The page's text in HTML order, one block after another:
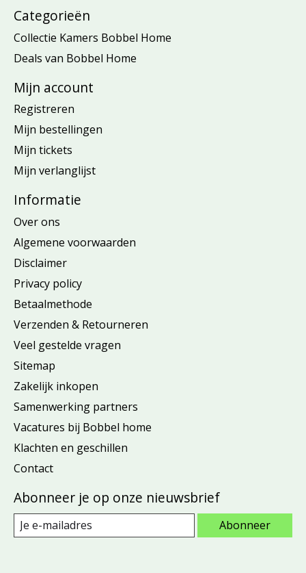
Categorieën
Collectie Kamers Bobbel Home
Deals van Bobbel Home
Mijn account
Registreren
Mijn bestellingen
Mijn tickets
Mijn verlanglijst
Informatie
Over ons
Algemene voorwaarden
Disclaimer
Privacy policy
Betaalmethode
Verzenden & Retourneren
Veel gestelde vragen
Sitemap
Zakelijk inkopen
Samenwerking partners
Vacatures bij Bobbel home
Klachten en geschillen
Contact
Abonneer je op onze nieuwsbrief
Abonneer